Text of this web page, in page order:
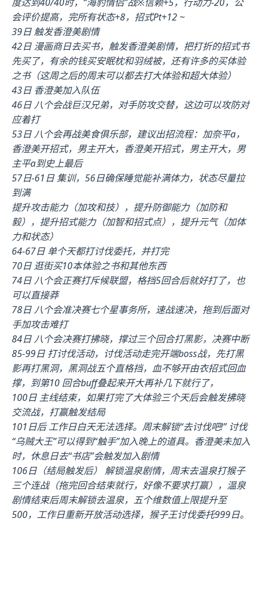
会评价提高，完所有状态+8，招式Pt+12 ~
39日 触发香澄美剧情
42日 漫画商日去买书，触发香澄美剧情，把打折的招式书
先买了，有余的钱买安眠枕和羽绒被，还有许多的买体验
之书（这周之后的周末可以都去打大体验和超大体验）
43日 香澄美加入队伍
46日 八个会战巨汉兄弟，对手防攻交替，这边可以攻防对
应着打
53日 八个会再战美食俱乐部，建议出招流程：加奈平a，
香澄美开招式，男主开大，香澄美开招式，男主开大，男
主平a到史上最后
57日-61日 集训，56日确保睡觉能补满体力，状态尽量拉
到满
提升攻击能力（加攻和技），提升防御能力（加防和
毅），提升招式能力（加智和招式点），提升元气（加体
力和状态）
64-67日 单个天都打讨伐委托，并打完
70日 逛街买10本体验之书和其他东西
74日 八个会正赛打斥候联盟，格挡5回合后就好打了，也
可以直接莽
78日 八个会准决赛七个星事务所，速战速决，拖到后面对
手加攻击难打
84日 八个会决赛打拂晓，撑过三个回合打黑影，决赛中断
85-99日 打讨伐活动，讨伐活动走完开端boss战，先打黑
影再打黑洞，黑洞战五个直格挡，血不够开由衣招式回血
撑，到第10 回合buff叠起来开大再补几下就行了，
100日 主线结束，如果打完了大体验三个天后会触发拂晓
交流战，打赢触发结局
101日后 工作日白天无法选择。周末解锁“去讨伐吧!” 讨伐
“乌贼大王”可以得到“触手”加入晚上的道具。香澄美未加入
时，休息日去“书店”会触发加入剧情
106日（结局触发后） 解锁温泉剧情，周末去温泉打猴子
三个连战（拖完回合结束就行，好像不要求打赢），温泉
剧情结束后周末解锁去温泉，五个维数值上限提升至
500，工作日重新开放活动选择，猴子王讨伐委托999日。